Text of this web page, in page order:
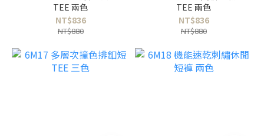
TEE 兩色
NT$836
NT$880
TEE 兩色
NT$836
NT$880